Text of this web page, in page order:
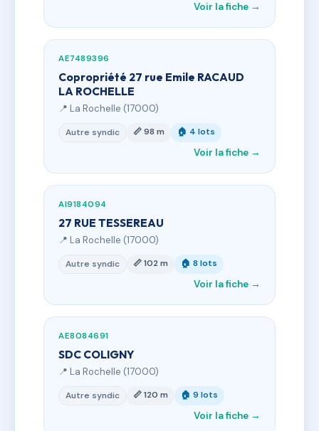
Voir la fiche →
AE7489396
Copropriété 27 rue Emile RACAUD
LA ROCHELLE
📍 La Rochelle (17000)
Autre syndic 📏 98 m 🏠 4 lots
Voir la fiche →
AI9184094
27 RUE TESSEREAU
📍 La Rochelle (17000)
Autre syndic 📏 102 m 🏠 8 lots
Voir la fiche →
AE8084691
SDC COLIGNY
📍 La Rochelle (17000)
Autre syndic 📏 120 m 🏠 9 lots
Voir la fiche →